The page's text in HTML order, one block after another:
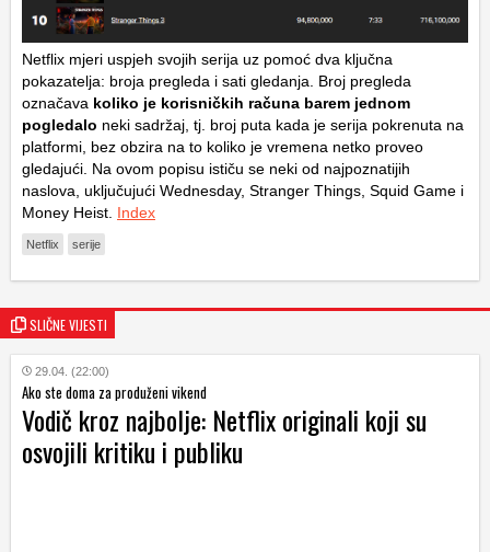
Netflix mjeri uspjeh svojih serija uz pomoć dva ključna
pokazatelja: broja pregleda i sati gledanja. Broj pregleda
označava koliko je korisničkih računa barem jednom
pogledalo neki sadržaj, tj. broj puta kada je serija pokrenuta na
platformi, bez obzira na to koliko je vremena netko proveo
gledajući. Na ovom popisu ističu se neki od najpoznatijih
naslova, uključujući Wednesday, Stranger Things, Squid Game i
Money Heist. Index
Netflix serije
SLIČNE VIJESTI
29.04. (22:00)
Ako ste doma za produženi vikend
Vodič kroz najbolje: Netflix originali koji su
osvojili kritiku i publiku